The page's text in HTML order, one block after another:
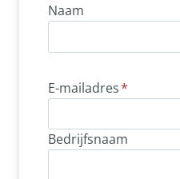
Naam
E-mailadres*
Bedrijfsnaam